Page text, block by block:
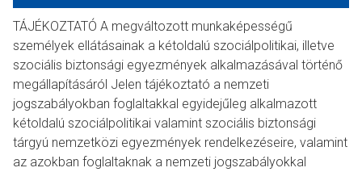
TÁJÉKOZTATÓ A megváltozott munkaképességű
személyek ellátásainak a kétoldalú szociálpolitikai, illetve
szociális biztonsági egyezmények alkalmazásával történő
megállapításáról Jelen tájékoztató a nemzeti
jogszabályokban foglaltakkal egyidejűleg alkalmazott
kétoldalú szociálpolitikai valamint szociális biztonsági
tárgyú nemzetközi egyezmények rendelkezéseire, valamint
az azokban foglaltaknak a nemzeti jogszabályokkal